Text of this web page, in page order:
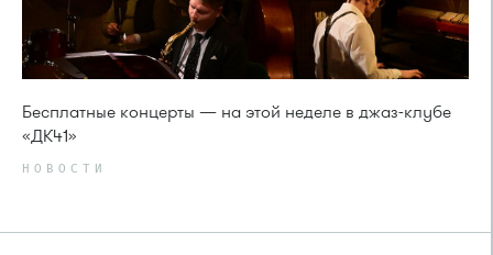
Бесплатные концерты — на этой неделе в джаз-клубе
«ДК41»
НОВОСТИ